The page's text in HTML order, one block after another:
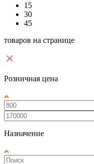
15
30
45
товаров на странице
Розничная цена
Назначение